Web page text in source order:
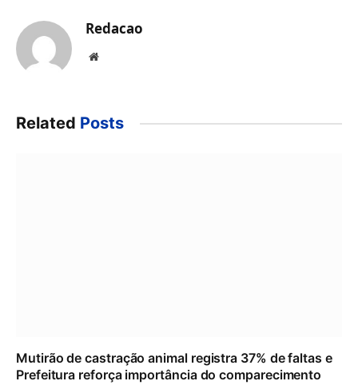
Redacao
Website
Related Posts
Mutirão de castração animal registra 37% de faltas e
Prefeitura reforça importância do comparecimento